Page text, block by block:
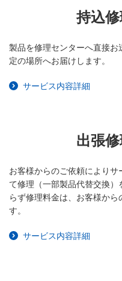
持込
製品を修理センターへ直接
定の場所へお届けします。
サービス内容詳細
出張
お客様からのご依頼により
て修理（一部製品代替交換
らず修理料金は、お客様か
す。
サービス内容詳細